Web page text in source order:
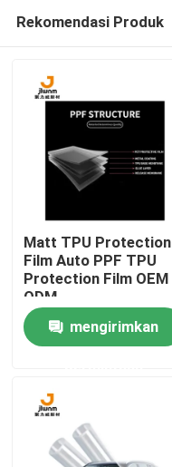
Rumah
Produk
Wisata pabrik
Rekomendasi Produk
Matt TPU Protection
Film Auto PPF TPU
Protection Film OEM
ODM
mengirimkan